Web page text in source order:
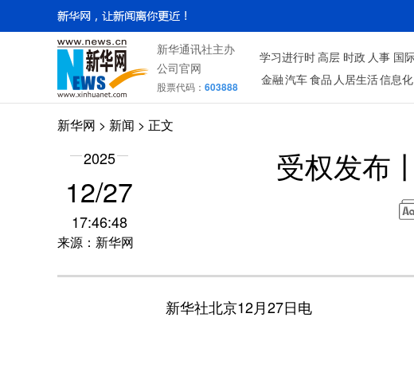
新华通讯社主办
公司官网
股票代码： 603888
学习进行时 高层 时政 人事 国
金融 汽车 食品 人居生活信息化
新华网 > 新闻 > 正文
2025
12/27
17:46:48
来源：新华网
受权发布
新华社北京12月27日电